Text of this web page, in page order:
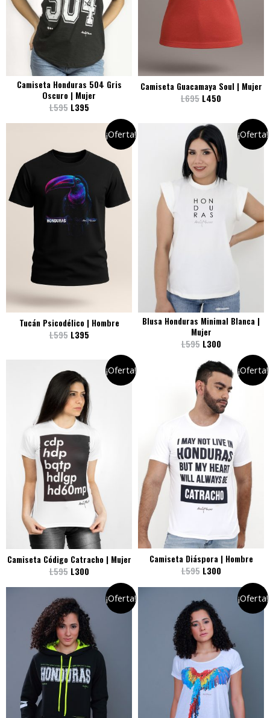
Camiseta Honduras 504 Gris
Oscuro | Mujer
L595 L395
Camiseta Guacamaya Soul | Mujer
L695 L450
¡Oferta!
Tucán Psicodélico | Hombre
L595 L395
¡Oferta!
Blusa Honduras Minimal Blanca |
Mujer
L595 L300
¡Oferta!
Camiseta Código Catracho | Mujer
L595 L300
¡Oferta!
Camiseta Diáspora | Hombre
L595 L300
¡Oferta! ¡Oferta!